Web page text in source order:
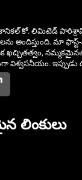
కో. లిమిటెడ్
అందిస్తుంది. మా
ఖచ్చితత్వం,
విశ్వసనీయం.
లింకులు